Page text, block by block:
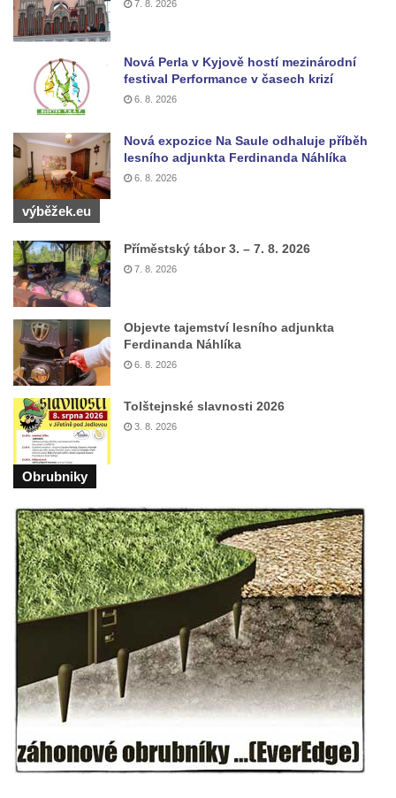
Kříž u Borských u domu čp. 859 v
Mikulášovicích
Kříž Ließnerových naproti Mikovu v
Mikulášovicích
Kříž u Mikulášovického potoka poblíž
Mikovu v Mikulášovicích
Lissnerův kříž u domu čp. 39 v
Mikulášovicích
Hampelův kříž u bývalých kasáren v
Marchnerův (Zelený) kříž naproti domu čp.
35 v Mikulášovicích
Schneiderův kříž před domem čp. 55 v
Mikulášovicích
Kříž na Kostelní stezce v Mikulášovicích
Maazův kříž na Kostelní stezce v
Mikulášovicích
Boží muka na Kostelní stezce v
Mikulášovicích
Franzeho kříž u domu čp. 356 v
Mikulášovicích
Hammerberský kříž na křižovatce mezi
domy čp. 739 a 758 v Mikulášovicích
Kříž Johannese Herlta poblíž domu čp. 428
v Mikulášovicích
Drascheho kříž na zahradě domu čp. 915 v
Mikulášovicích
Hillův kříž u domu čp. 436 v Mikulášovicích
Hampelův kříž západně od dolního nádraží
v Mikulášovicích
Kříž před kostelem svatých Petra a Pavla v
7. 8. 2026
Nová Perla v Kyjově hostí mezinárodní
festival Performance v časech krizí
6. 8. 2026
Nová expozice Na Saule odhaluje příběh
lesního adjunkta Ferdinanda Náhlíka
6. 8. 2026
výběžek.eu
Příměstský tábor 3. – 7. 8. 2026
7. 8. 2026
Objevte tajemství lesního adjunkta
Ferdinanda Náhlíka
6. 8. 2026
Tolštejnské slavnosti 2026
3. 8. 2026
Obrubniky